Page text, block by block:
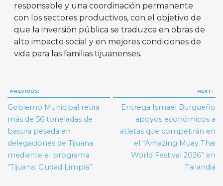
responsable y una coordinación permanente
con los sectores productivos, con el objetivo de
que la inversión pública se traduzca en obras de
alto impacto social y en mejores condiciones de
vida para las familias tijuanenses.
Navegación
de
entradas
PREVIOUS:
Gobierno Municipal retira
más de 56 toneladas de
basura pesada en
delegaciones de Tijuana
mediante el programa
“Tijuana: Ciudad Limpia”
NEXT:
Entrega Ismael Burgueño
apoyos económicos a
atletas que competirán en
el “Amazing Muay Thai
World Festival 2026” en
Tailandia